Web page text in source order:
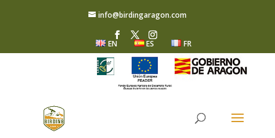
info@birdingaragon.com
EN ES FR